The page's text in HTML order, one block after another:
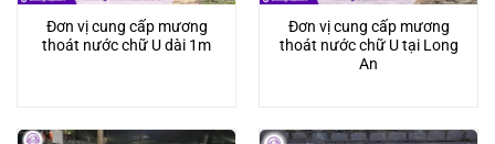
Đơn vị cung cấp mương
thoát nước chữ U dài 1m
Đơn vị cung cấp mương
thoát nước chữ U tại Long
An